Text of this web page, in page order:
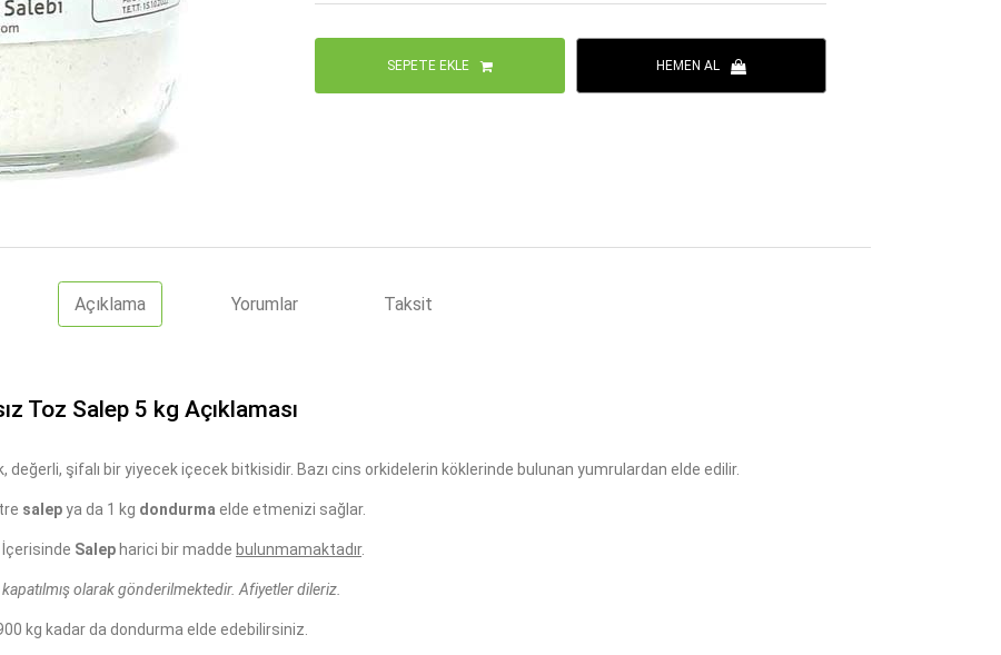
SEPETE EKLE HEMEN AL
Açıklama Yorumlar Taksit
Toz Salep 5 kg Açıklaması
değerli, şifalı bir yiyecek içecek bitkisidir. Bazı cins orkidelerin köklerinde bulunan yumrulardan elde edilir.
salepya da 1 kg dondurma elde etmenizi sağlar.
Salep harici bir madde bulunmamaktadır.
olarak gönderilmektedir. Afiyetler dileriz.
kg kadar da dondurma elde edebilirsiniz.